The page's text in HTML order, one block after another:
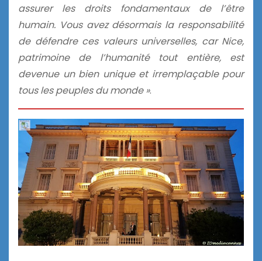
assurer les droits fondamentaux de l’être
humain. Vous avez désormais la responsabilité
de défendre ces valeurs universelles, car Nice,
patrimoine de l’humanité tout entière, est
devenue un bien unique et irremplaçable pour
tous les peuples du monde ».